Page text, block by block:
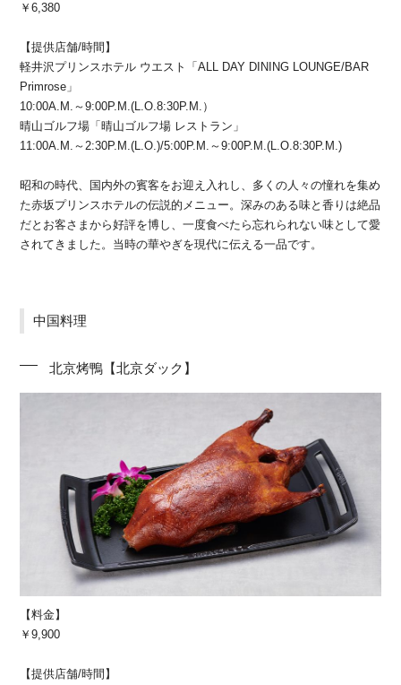
￥6,380
【提供店舗/時間】
軽井沢プリンスホテル ウエスト「ALL DAY DINING LOUNGE/BAR
Primrose」
10:00A.M.～9:00P.M.(L.O.8:30P.M.）
晴山ゴルフ場「晴山ゴルフ場 レストラン」
11:00A.M.～2:30P.M.(L.O.)/5:00P.M.～9:00P.M.(L.O.8:30P.M.)
昭和の時代、国内外の賓客をお迎え入れし、多くの人々の憧れを集め
た赤坂プリンスホテルの伝説的メニュー。深みのある味と香りは絶品
だとお客さまから好評を博し、一度食べたら忘れられない味として愛
されてきました。当時の華やぎを現代に伝える一品です。
中国料理
北京烤鴨【北京ダック】
【料金】
￥9,900
【提供店舗/時間】